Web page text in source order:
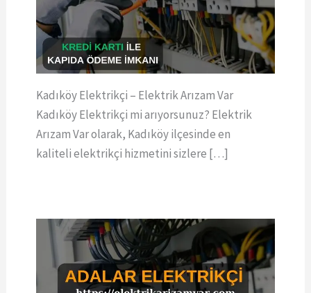
Kadıköy Elektrikçi – Elektrik Arızam Var
Kadıköy Elektrikçi mi arıyorsunuz? Elektrik
Arızam Var olarak, Kadıköy ilçesinde en
kaliteli elektrikçi hizmetini sizlere […]